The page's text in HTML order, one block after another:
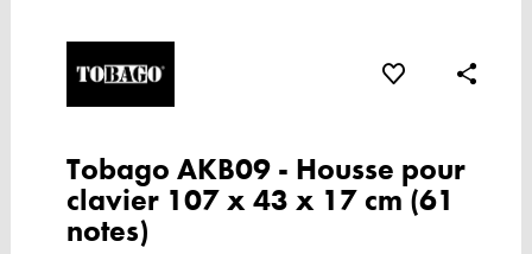
Tobago AKB09 - Housse pour
clavier 107 x 43 x 17 cm (61
notes)